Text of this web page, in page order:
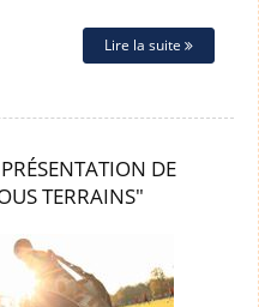
Lire la suite
DE
TERRAINS"